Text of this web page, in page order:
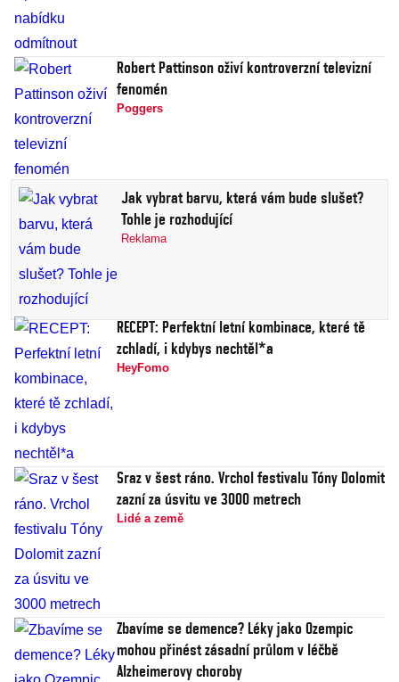
Robert Pattinson oživí kontroverzní televizní
fenomén
Poggers
Jak vybrat barvu, která vám bude slušet?
Tohle je rozhodující
Reklama
RECEPT: Perfektní letní kombinace, které tě
zchladí, i kdybys nechtěl*a
HeyFomo
Sraz v šest ráno. Vrchol festivalu Tóny Dolomit
zazní za úsvitu ve 3000 metrech
Lidé a země
Zbavíme se demence? Léky jako Ozempic
mohou přinést zásadní průlom v léčbě
Alzheimerovy choroby